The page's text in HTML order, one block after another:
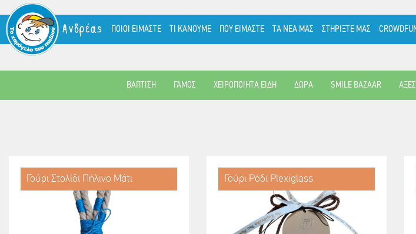
Ανδρέας ΠΟΙΟΙ ΕΙΜΑΣΤΕ ΤΙ ΚΑΝΟΥΜΕ ΠΟΥ ΕΙΜΑΣΤΕ ΤΑ ΝΕΑ ΜΑΣ ΣΤΗΡΙΞΤΕ ΜΑΣ
ΒΑΠΤΙΣΗ ΓΑΜΟΣ ΧΕΙΡΟΠΟΙΗΤΑ ΕΙΔΗ ΔΩΡΑ SMILE BAZAAR
Γούρι Στολίδι Πήλινο Μάτι Γούρι Ρόδι Plexiglass